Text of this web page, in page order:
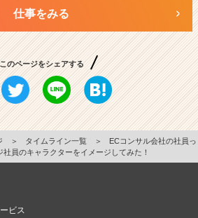
仕事をみる
このページをシェアする
＞ タイムライン一覧 ＞
ECコンサル会社の社員っ
員のキャラクターをイメージしてみた！
ビス